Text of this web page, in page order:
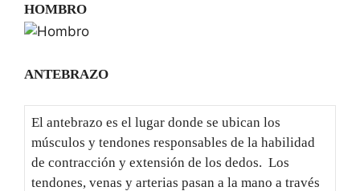
HOMBRO
ANTEBRAZO
El antebrazo es el lugar donde se ubican los
músculos y tendones responsables de la habilidad
de contracción y extensión de los dedos. Los
tendones, venas y arterias pasan a la mano a través